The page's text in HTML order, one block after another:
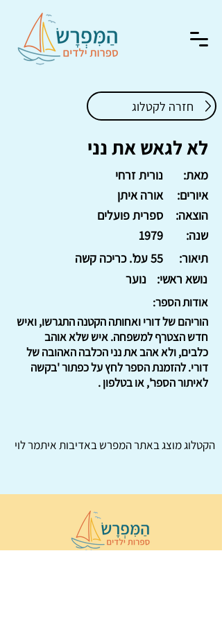
חזרה לקטלוג
לא לגאש את נני
נורית זרחי
מאת:
אורה איתן
איורים:
ספרית פועלים
הוצאה:
1979
שנה:
55 עמ'. כריכה קשה
תיאור:
נוער
נושא ראשי:
אודות הספר:
הוריהם של דורי ואחותה הקטנה התגרשו, ואיש
חדש הצטרף למשפחה. איש שלא אוהב
כלבים, ולא אהב את נני הכלבה האהובה של
דורי. להזמנת הספר לחץ על כפתור 'בקשה
לאיתור הספר', או בטלפון .
הקטלוג מוצג באתרהמפרשבאדיבות איתמר לוי